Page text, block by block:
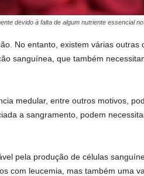
devido à falta de algum nutriente essencial no
No entanto, existem várias
sanguínea, que também
medular, entre outros motivos,
a sangramento, podem
pela produção de células
com leucemia, mas também uma